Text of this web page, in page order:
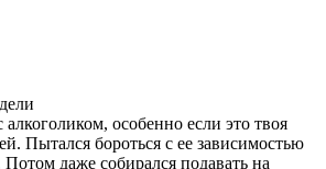
особенно если это твоя
Пытался бороться с ее зависимостью
даже собирался подавать на